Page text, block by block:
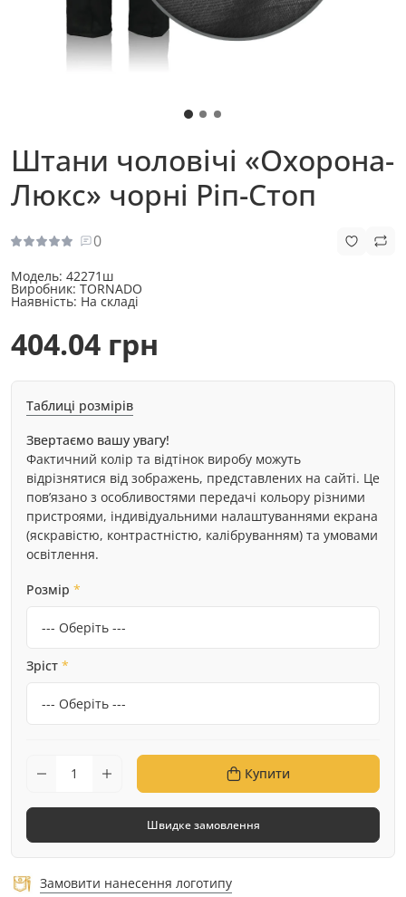
Штани чоловічі «Охорона-
Люкс» чорні Ріп-Стоп
0
Модель: 42271ш
Виробник: TORNADO
Наявність: На складі
404.04 грн
Таблиці розмірів
Звертаємо вашу увагу!
Фактичний колір та відтінок виробу можуть
відрізнятися від зображень, представлених на сайті. Це
пов’язано з особливостями передачі кольору різними
пристроями, індивідуальними налаштуваннями екрана
(яскравістю, контрастністю, калібруванням) та умовами
освітлення.
Розмір *
Зріст *
Купити
Швидке замовлення
Замовити нанесення логотипу